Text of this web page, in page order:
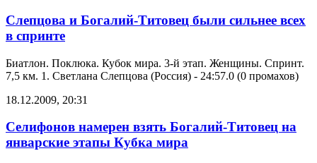
Слепцова и Богалий-Титовец были сильнее всех
в спринте
Биатлон. Поклюка. Кубок мира. 3-й этап. Женщины. Спринт.
7,5 км. 1. Светлана Слепцова (Россия) - 24:57.0 (0 промахов)
18.12.2009, 20:31
Селифонов намерен взять Богалий-Титовец на
январские этапы Кубка мира